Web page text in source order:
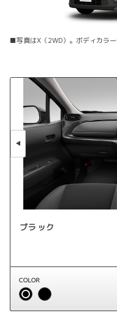
■写真はX（2WD）。ボディカラ
ブラック
COLOR